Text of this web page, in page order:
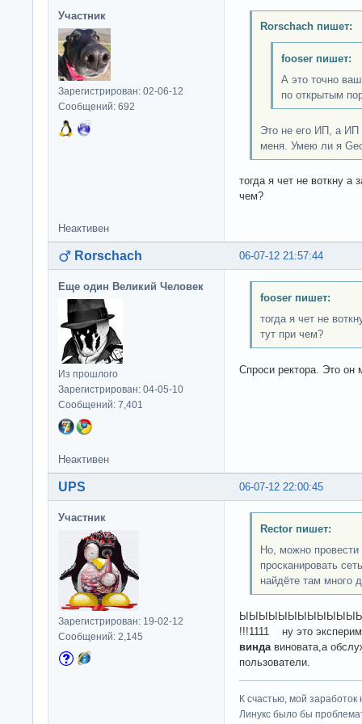
Участник
Зарегистрирован: 02-06-12
Сообщений: 692
Rorschach пишет:
fooser пишет:
А это точно
по открытым
Это не его ИП, а ИП
меня. Умею ли я
тогда я чет не воткну а
чем?
Неактивен
06-07-12 21:57:44
Rorschach
Еще один Великий Человек
Из прошлого
Зарегистрирован: 04-05-10
Сообщений: 7,401
fooser пишет:
тогда я чет не
тут при чем?
Спроси ректора. Это он
Неактивен
06-07-12 22:00:45
UPS
Участник
Зарегистрирован: 19-02-12
Сообщений: 2,145
Rector пишет:
Но, можно провести
просканировать
найдёте там много
!!!1111 ну это
винда виновата,а
пользователи.
К счастью, мой
Линукс было бы